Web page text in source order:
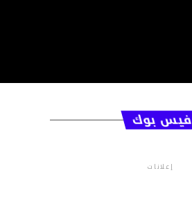
فيس بوك
إعلانات